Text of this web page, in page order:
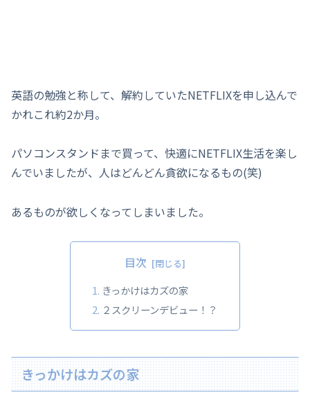
英語の勉強と称して、解約していたNETFLIXを申し込んで
かれこれ約2か月。
パソコンスタンドまで買って、快適にNETFLIX生活を楽し
んでいましたが、人はどんどん貪欲になるもの(笑)
あるものが欲しくなってしまいました。
目次
きっかけはカズの家
２スクリーンデビュー！？
きっかけはカズの家